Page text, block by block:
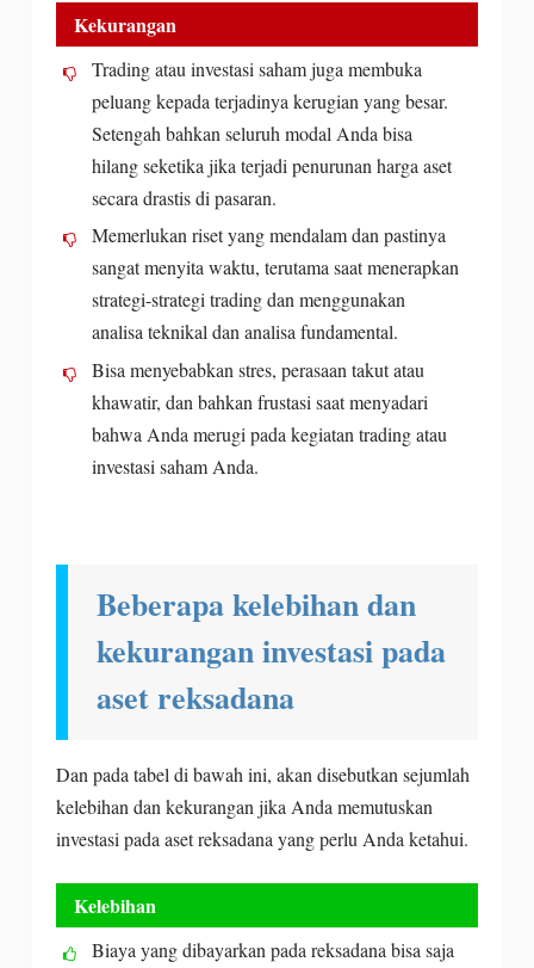
Kekurangan
Trading atau investasi saham juga membuka
peluang kepada terjadinya kerugian yang besar.
Setengah bahkan seluruh modal Anda bisa
hilang seketika jika terjadi penurunan harga aset
secara drastis di pasaran.
Memerlukan riset yang mendalam dan pastinya
sangat menyita waktu, terutama saat menerapkan
strategi-strategi trading dan menggunakan
analisa teknikal dan analisa fundamental.
Bisa menyebabkan stres, perasaan takut atau
khawatir, dan bahkan frustasi saat menyadari
bahwa Anda merugi pada kegiatan trading atau
investasi saham Anda.
Beberapa kelebihan dan
kekurangan investasi pada
aset reksadana
Dan pada tabel di bawah ini, akan disebutkan sejumlah
kelebihan dan kekurangan jika Anda memutuskan
investasi pada aset reksadana yang perlu Anda ketahui.
Kelebihan
Biaya yang dibayarkan pada reksadana bisa saja